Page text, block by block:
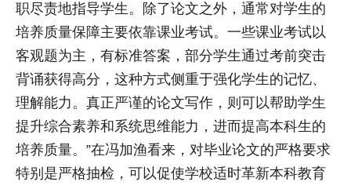
职尽责地指导学生。除了论文之外，通常对学生的
培养质量保障主要依靠课业考试。一些课业考试以
客观题为主，有标准答案，部分学生通过考前突击
背诵获得高分，这种方式侧重于强化学生的记忆、
理解能力。真正严谨的论文写作，则可以帮助学生
提升综合素养和系统思维能力，进而提高本科生的
培养质量。”在冯加渔看来，对毕业论文的严格要求
特别是严格抽检，可以促使学校适时革新本科教育